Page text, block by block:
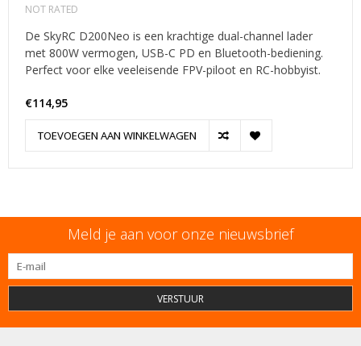
NOT RATED
De SkyRC D200Neo is een krachtige dual-channel lader
met 800W vermogen, USB-C PD en Bluetooth-bediening.
Perfect voor elke veeleisende FPV-piloot en RC-hobbyist.
€114,95
TOEVOEGEN AAN WINKELWAGEN
Meld je aan voor onze nieuwsbrief
VERSTUUR